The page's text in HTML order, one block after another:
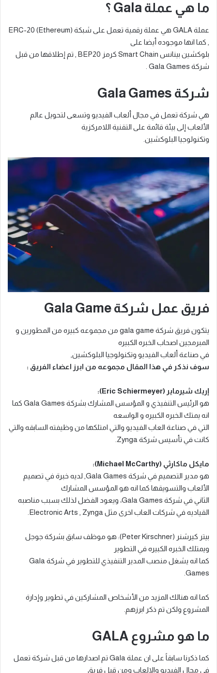
ما هي عملة Gala ؟
عملة GALA هي عملة رقمية تعمل على شبكة (Ethereum) ERC-20
, كما انها موجوده أيضا على
بلوكشين بينانس Smart Chain كرمز BEP20 , تم إطلاقها من قبل
شركة Gala Games .
شركة Gala Games
هي شركة تعمل في مجال ألعاب الفيديو وتسعى لتحويل عالم
الألعاب إلى بيئة قائمة على التقنية اللامركزية
وتكنولوجيا البلوكشين.
فريق عمل شركة Gala Game
يتكون فريق شركة gala game من مجموعه كبيره من المطورين و
المبرمجين اصحاب الخبره الكبيره
في صناعة ألعاب الفيديو وتكنولوجيا البلوكشين,
سوف نذكر في هذا المقال مجموعه من ابرز اعضاء الفريق :
إريك شيرماير (Eric Schiermeyer):
هو الرئيس التنفيذي و المؤسس المشارك بشركة Gala Games كما
انه يمتك الخبره الكبيره و الواسعه
التي في صناعة العاب الفيديو والتي امتلكها من وظيفته السابقه والتي
كانت في تأسيس شركة Zynga.
مايكل ماكارثي (Michael McCarthy):
هو مدير التصميم في شركة Gala Games, لديه خبرة في تصميم
الألعاب والتسويقها كما انه هو المؤسس المشارك
الثاني في شركة Gala Games، ويعود الفضل لذلك بسبب مناصبه
القياديه في شركات العاب اخرى مثل Electronic Arts , Zynga.
بيتر كيرشنر (Peter Kirschner): هو موظف سابق بشركة جوجل
ويمتلك الخبره الكبيره في التطوير
كما انه يشغل منصب المدير التنفيذي للتطوير في شركة Gala
Games.
كما انه هنالك المزيد من الأشخاص المشاركين في تطوير وإدارة
المشروع ولكن تم ذكر ابرزهم.
ما هو مشروع GALA
كما ذكرنا سابقاً على ان عملة Gala تم اصدارها من قبل شركة تعمل
في مجال الفيديو والالعاب ومن قبل فريق